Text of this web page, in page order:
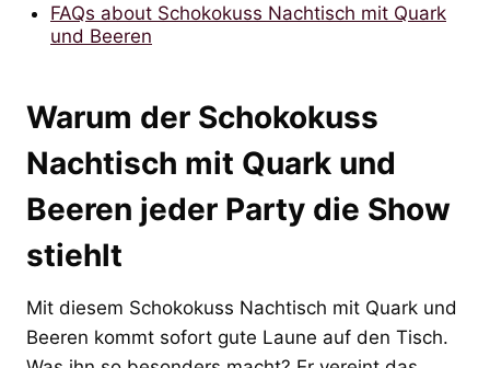
FAQs about Schokokuss Nachtisch mit Quark
und Beeren
Warum der Schokokuss
Nachtisch mit Quark und
Beeren jeder Party die Show
stiehlt
Mit diesem Schokokuss Nachtisch mit Quark und
Beeren kommt sofort gute Laune auf den Tisch.